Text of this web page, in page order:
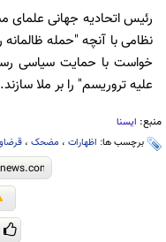
رئیس اتحادیه جهانی علمای
نظامی با آنچه "حمله
خواست با حمایت سیاسی
علیه تروریسم" را بر ملا سازند.
منبع: ایسنا
برچسب ها: اظهارات ، مضحک ،